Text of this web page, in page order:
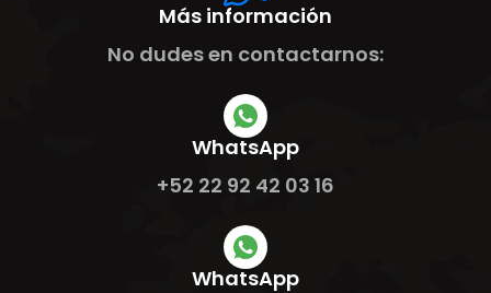
Más información
No dudes en contactarnos:
WhatsApp
+52 22 92 42 03 16
WhatsApp